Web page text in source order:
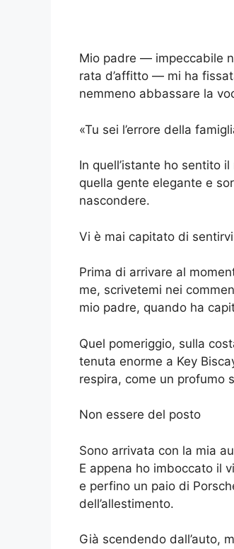
Mio padre — impeccabile
rata d’affitto — mi ha
nemmeno abbassare la
«Tu sei l’errore della
In quell’istante ho sentito
quella gente elegante e
nascondere.
Vi è mai capitato di
Prima di arrivare al
me, scrivetemi nei
mio padre, quando ha
Quel pomeriggio, sulla
tenuta enorme a Key
respira, come un profumo
Non essere del posto
Sono arrivata con la mia
E appena ho imboccato il
e perfino un paio di
dell’allestimento.
Già scendendo dall’auto,